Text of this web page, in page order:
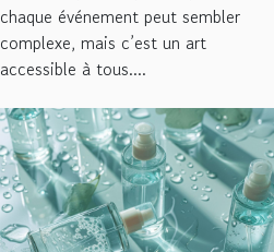
chaque événement peut sembler
complexe, mais c’est un art
accessible à tous....